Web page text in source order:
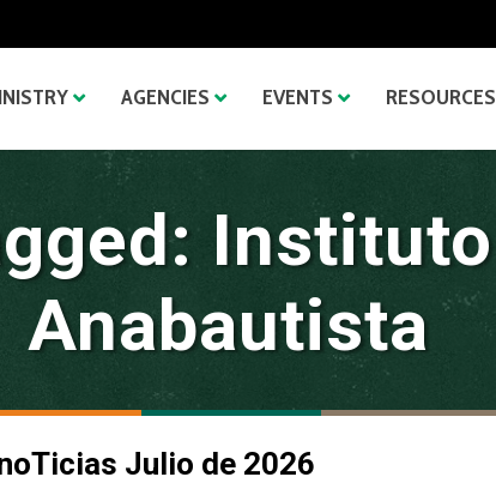
AGENCIES EVENTS RESOURCES
Anabautista
Julio de 2026